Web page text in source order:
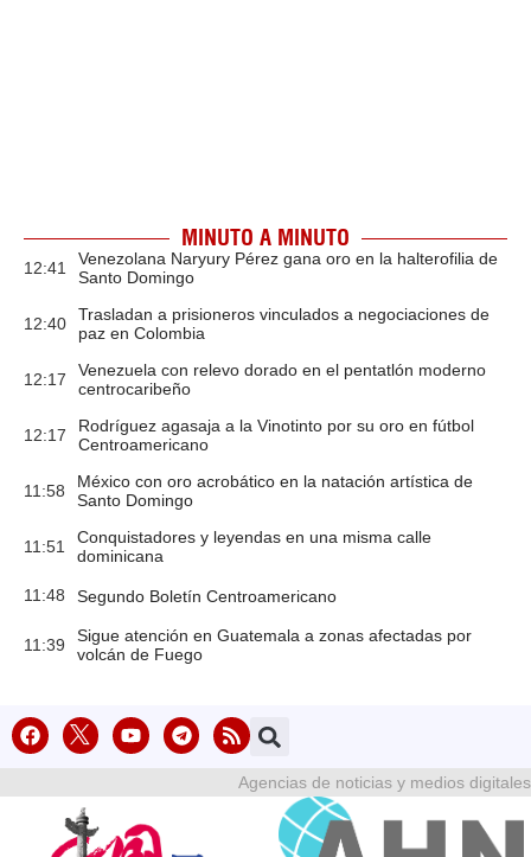
MINUTO A MINUTO
12:41
Venezolana Naryury Pérez gana oro en la halterofilia de
Santo Domingo
12:40
Trasladan a prisioneros vinculados a negociaciones de
paz en Colombia
12:17
Venezuela con relevo dorado en el pentatlón moderno
centrocaribeño
12:17
Rodríguez agasaja a la Vinotinto por su oro en fútbol
Centroamericano
11:58
México con oro acrobático en la natación artística de
Santo Domingo
11:51
Conquistadores y leyendas en una misma calle
dominicana
11:48 Segundo Boletín Centroamericano
11:39
Sigue atención en Guatemala a zonas afectadas por
volcán de Fuego
Agencias de noticias y medios digitales